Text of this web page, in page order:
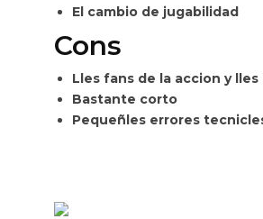
El cambio de jugabilidad
Cons
Lles fans de la accion y
Bastante corto
Pequeñles errores